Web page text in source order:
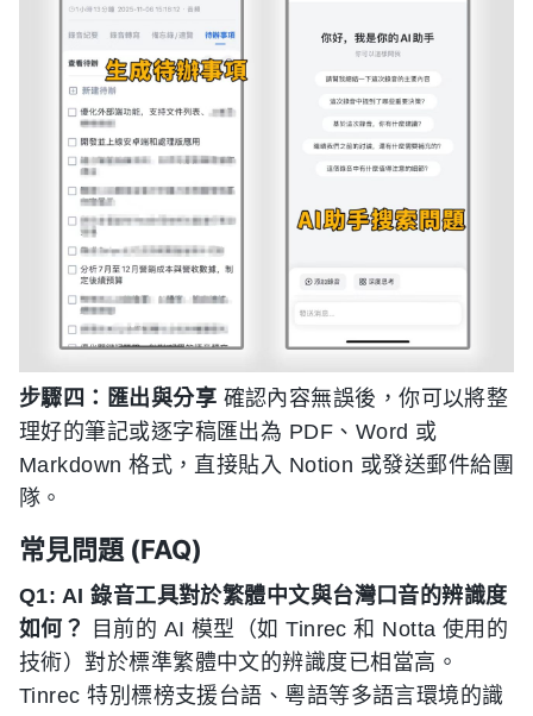
步驟四：匯出與分享 確認內容無誤後，你可以將整
理好的筆記或逐字稿匯出為 PDF、Word 或
Markdown 格式，直接貼入 Notion 或發送郵件給團
隊。
常見問題 (FAQ)
Q1: AI 錄音工具對於繁體中文與台灣口音的辨識度
如何？
目前的 AI 模型（如 Tinrec 和 Notta 使用的
技術）對於標準繁體中文的辨識度已相當高。
Tinrec 特別標榜支援台語、粵語等多語言環境的識